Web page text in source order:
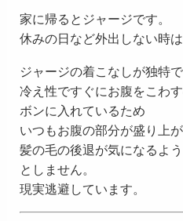
家に帰るとジャージです。
休みの日など外出しない時
ジャージの着こなしが独特で
冷え性ですぐにお腹をこわ
ボンに入れているため
いつもお腹の部分が盛り上が
髪の毛の後退が気になるよ
としません。
現実逃避しています。